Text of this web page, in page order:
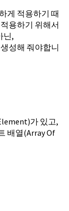
게 적용하기 때
용하기 위해서
닌,
성해 줘야합니
가 있고,
배열(Array Of